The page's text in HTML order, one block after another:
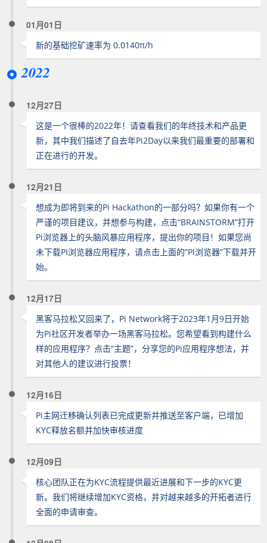
01月01日
新的基础挖矿速率为 0.0140π/h
2022
12月27日
这是一个很棒的2022年！请查看我们的年终技术和产品更
新，其中我们描述了自去年Pi2Day以来我们最重要的部署和
正在进行的开发。
12月21日
想成为即将到来的Pi Hackathon的一部分吗？如果你有一个
严谨的项目建议，并想参与构建，点击“BRAINSTORM”打开
Pi浏览器上的头脑风暴应用程序，提出你的项目！如果您尚
未下载PI浏览器应用程序，请点击上面的“PI浏览器”下载并开
始。
12月17日
黑客马拉松又回来了，Pi Network将于2023年1月9日开始
为Pi社区开发者举办一场黑客马拉松。您希望看到构建什么
样的应用程序？点击“主题”，分享您的Pi应用程序想法，并
对其他人的建议进行投票！
12月16日
Pi主网迁移确认列表已完成更新并推送至客户端，已增加
KYC释放名额并加快审核进度
12月09日
核心团队正在为KYC流程提供最近进展和下一步的KYC更
新。我们将继续增加KYC资格，并对越来越多的开拓者进行
全面的申请审查。